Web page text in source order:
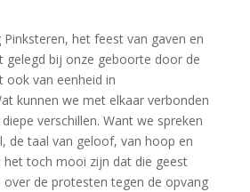
Pinksteren, het feest van gaven en
gelegd bij onze geboorte door de
ook van eenheid in
kunnen we met elkaar verbonden
verschillen. Want we spreken
de taal van geloof, van hoop en
het toch mooi zijn dat die geest
over de protesten tegen de opvang